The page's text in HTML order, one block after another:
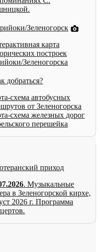
Зеленогорск
карта
построек
Зеленогорска
добраться?
схема автобусных
от Зеленогорска
схема железных дорог
перешейка
приход
. Музыкальные
в Зеленогорской кирхе,
2026 г. Программа